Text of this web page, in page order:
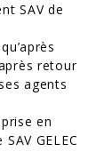
SAV de
retour
agents
en
GELEC